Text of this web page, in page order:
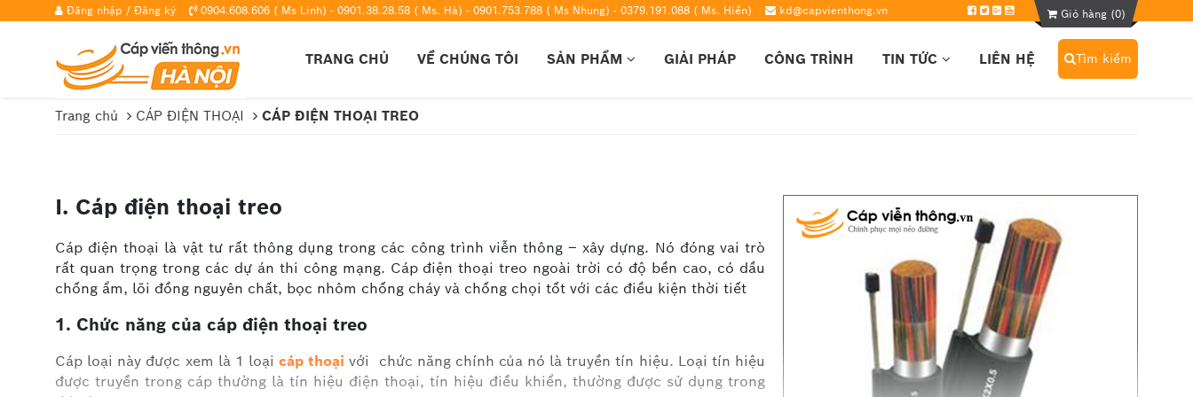
Đăng nhập / Đăng ký 0904.608.606 ( Ms Linh) - 0901.38.28.58 ( Ms. Hà) - 0901.753.788 ( Ms Nhung) - 0379.191.088 ( Ms. Hiền) kd@capvienthong.vn Giỏ hàng (0)
TRANG CHỦ VỀ CHÚNG TÔI SẢN PHẨM GIẢI PHÁP CÔNG TRÌNH TIN TỨC LIÊN HỆ Tìm kiếm
Trang chủ CÁP ĐIỆN THOẠI CÁP ĐIỆN THOẠI TREO
I. Cáp điện thoại treo
Cáp điện thoại là vật tư rất thông dụng trong các công trình viễn thông – xây dựng. Nó đóng vai trò
rất quan trọng trong các dự án thi công mạng. Cáp điện thoại treo ngoài trời có độ bền cao, có dầu
chống ẩm, lõi đồng nguyên chất, bọc nhôm chống cháy và chống chọi tốt với các điều kiện thời tiết
1. Chức năng của cáp điện thoại treo
Cáp loại này được xem là 1 loạicáp thoại với chức năng chính của nó là truyền tín hiệu. Loại tín hiệu
được truyền trong cáp thường là tín hiệu điện thoại, tín hiệu điều khiển, thường được sử dụng trong